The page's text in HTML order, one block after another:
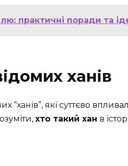
практичні поради та
ханів
“ханів”, які суттєво
хто такий хан в